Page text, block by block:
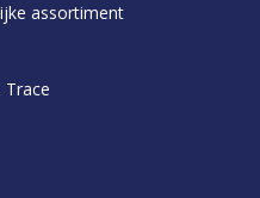
assortiment
Trace